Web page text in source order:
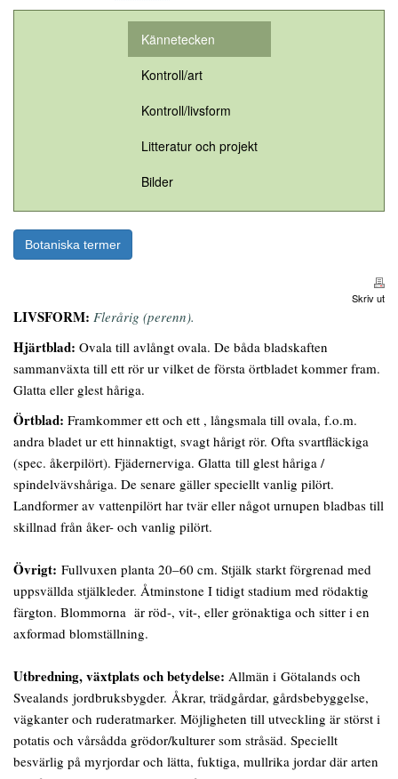
Kännetecken
Kontroll/art
Kontroll/livsform
Litteratur och projekt
Bilder
Botaniska termer
Skriv ut
LIVSFORM: Flerårig (perenn).
Hjärtblad: Ovala till avlångt ovala. De båda bladskaften
sammanväxta till ett rör ur vilket de första örtbladet kommer fram.
Glatta eller glest håriga.
Örtblad: Framkommer ett och ett , långsmala till ovala, f.o.m.
andra bladet ur ett hinnaktigt, svagt hårigt rör. Ofta svartfläckiga
(spec. åkerpilört). Fjädernerviga. Glatta till glest håriga /
spindelvävshåriga. De senare gäller speciellt vanlig pilört.
Landformer av vattenpilört har tvär eller något urnupen bladbas till
skillnad från åker- och vanlig pilört.
Övrigt: Fullvuxen planta 20–60 cm. Stjälk starkt förgrenad med
uppsvällda stjälkleder. Åtminstone I tidigt stadium med rödaktig
färgton. Blommorna är röd-, vit-, eller grönaktiga och sitter i en
axformad blomställning.
Utbredning, växtplats och betydelse: Allmän i Götalands och
Svealands jordbruksbygder. Åkrar, trädgårdar, gårdsbebyggelse,
vägkanter och ruderatmarker. Möjligheten till utveckling är störst i
potatis och vårsådda grödor/kulturer som stråsäd. Speciellt
besvärlig på myrjordar och lätta, fuktiga, mullrika jordar där arten